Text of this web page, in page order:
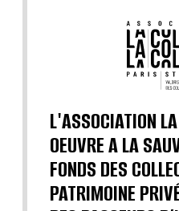
L'ASSOCIATION
OEUVRE A LA
FONDS DES
PATRIMOINE